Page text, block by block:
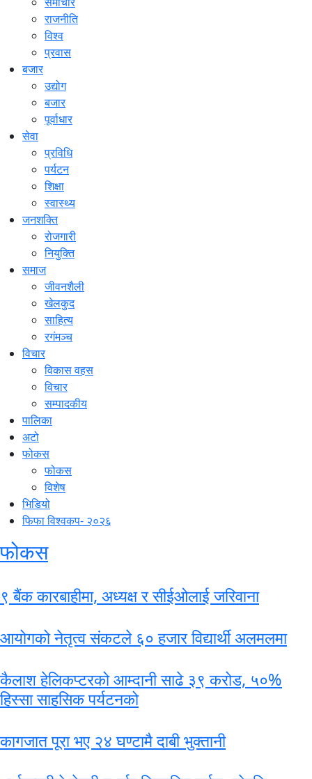
राजनीति
विश्व
प्रवास
बजार
उद्योग
बजार
पूर्वाधार
सेवा
प्रविधि
पर्यटन
शिक्षा
स्वास्थ्य
जनशक्ति
रोजगारी
नियुक्ति
समाज
जीवनशैली
खेलकुद
साहित्य
रगंमञ्च
विचार
विकास वहस
विचार
सम्पादकीय
पालिका
अटो
फोकस
फोकस
विशेष
भिडियो
फिफा विश्वकप- २०२६
फोकस
९ बैंक कारबाहीमा, अध्यक्ष र सीईओलाई जरिवाना
आयोगको नेतृत्व संकटले ६० हजार विद्यार्थी अलमलमा
कैलाश हेलिकप्टरको आम्दानी साढे ३९ करोड, ५०%
हिस्सा साहसिक पर्यटनको
कागजात पूरा भए २४ घण्टामै दाबी भुक्तानी